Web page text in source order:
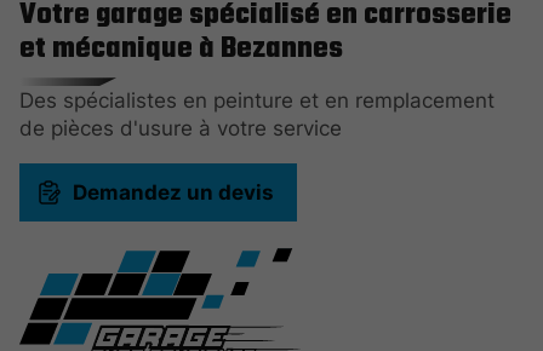
Votre garage spécialisé en carrosserie
et mécanique à Bezannes
Des spécialistes en peinture et en remplacement
de pièces d'usure à votre service
Demandez un devis